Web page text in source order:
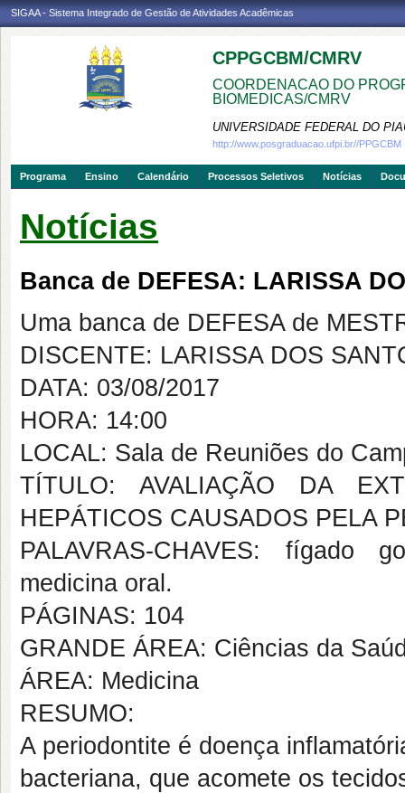
SIGAA - Sistema Integrado de Gestão de Atividades Acadêmicas
CPPGCBM/CMRV
COORDENACAO DO
BIOMEDICAS/CMRV
UNIVERSIDADE FEDERAL DO
http://www.posgraduacao.ufpi.br//PPGCBM
Programa Ensino Calendário Processos Seletivos Notícias
Notícias
Banca de DEFESA: LARISSA
Uma banca de DEFESA de
DISCENTE: LARISSA DOS
DATA: 03/08/2017
HORA: 14:00
LOCAL: Sala de Reuniões do
TÍTULO: AVALIAÇÃO DA
HEPÁTICOS CAUSADOS PELA
PALAVRAS-CHAVES: fígado
medicina oral.
PÁGINAS: 104
GRANDE ÁREA: Ciências da
ÁREA: Medicina
RESUMO:
A periodontite é doença
bacteriana, que acomete os